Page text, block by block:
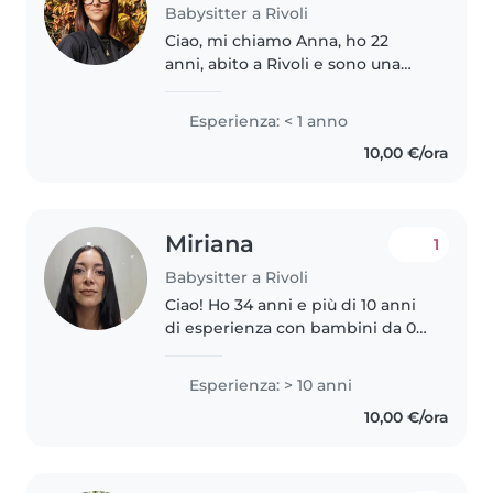
Babysitter a Rivoli
Ciao, mi chiamo Anna, ho 22
anni, abito a Rivoli e sono una
event manager. Attualmente sto
cercando un lavoro che mi
Esperienza: < 1 anno
10,00 €/ora
Miriana
Babysitter a Rivoli
1
Ciao! Ho 34 anni e più di 10 anni
di esperienza con bambini da 0
iniziato a fare la babysitter a 18
anni e, da allora, prendermi cura
Esperienza: > 10 anni
10,00 €/ora